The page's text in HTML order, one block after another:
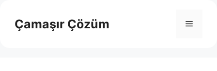
Çamaşır Çözüm Menü